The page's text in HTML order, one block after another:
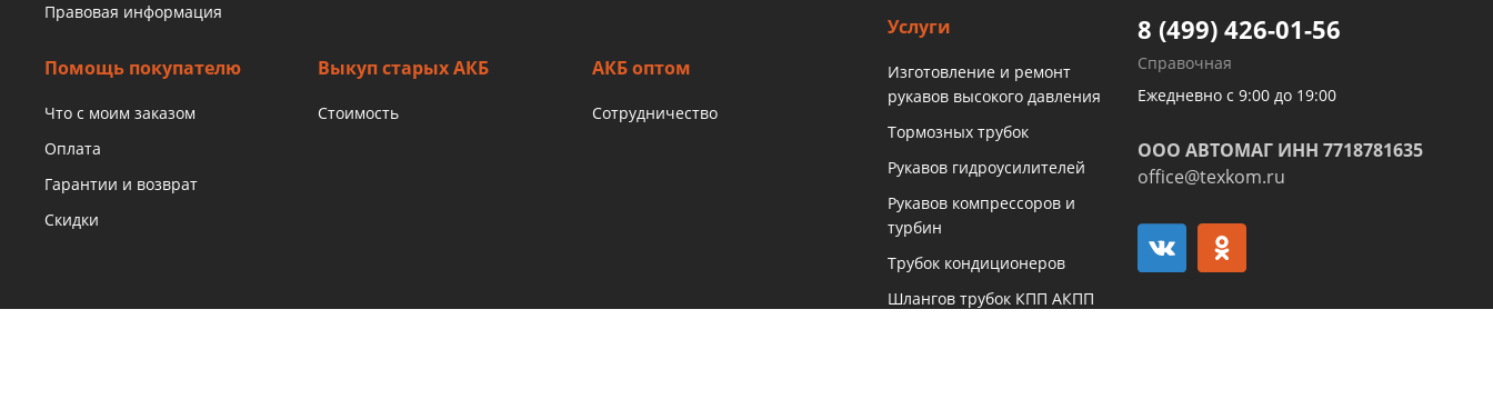
Правовая информация
Помощь покупателю
Что с моим заказом
Оплата
Гарантии и возврат
Скидки
Выкуп старых АКБ
Стоимость
АКБ оптом
Сотрудничество
Услуги
Изготовление и ремонт
рукавов высокого давления
Тормозных трубок
Рукавов гидроусилителей
Рукавов компрессоров и
турбин
Трубок кондиционеров
Шлангов трубок КПП АКПП
8 (499) 426-01-56
Справочная
Ежедневно с 9:00 до 19:00
ООО АВТОМАГ ИНН 7718781635
office@texkom.ru